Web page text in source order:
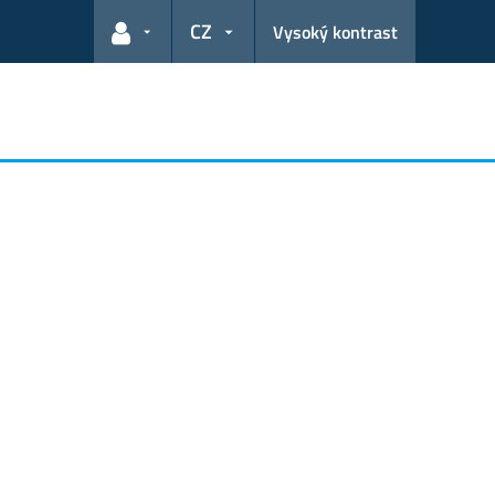
Odkazy pro uživatele
CZ Vysoký kontrast